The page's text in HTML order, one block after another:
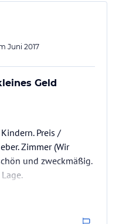
nett und herzlich,
ist super sauber und
Juni 2017
Geld
Preis /
Zimmer (Wir
und zweckmäßig.